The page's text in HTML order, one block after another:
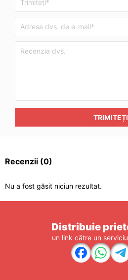
TRIMITEȚI
Recenzii (0)
Nu a fost găsit niciun rezultat.
Distribuie
un link către un